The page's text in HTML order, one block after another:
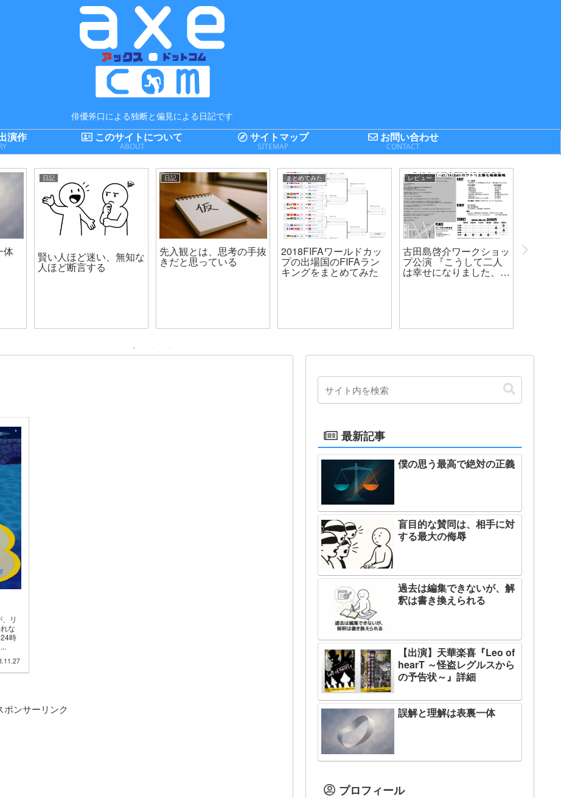
俳優斧口による独断と偏見による日記です
演作 このサイトについて
ABOUT
サイトマップ
SITEMAP
お問い合わせ
CONTACT
体
日記
賢い人ほど迷い、無知な
人ほど断言する
日記
先入観とは、思考の手抜
きだと思っている
まとめてみた
2018FIFAワールドカッ
プの出場国のFIFAラン
キングをまとめてみた
レビュー
古田島啓介ワークショッ
プ公演 『こうして二人
は幸せになりました、と
[トラブ
リ
な
時
ポンサーリンク
最新記事
僕の思う最高で絶対の正義
盲目的な賛同は、相手に対
する最大の侮辱
過去は編集できないが、解
釈は書き換えられる
【出演】天華楽喜『Leo of
hearT ～怪盗レグルスから
の予告状～』詳細
誤解と理解は表裏一体
プロフィール